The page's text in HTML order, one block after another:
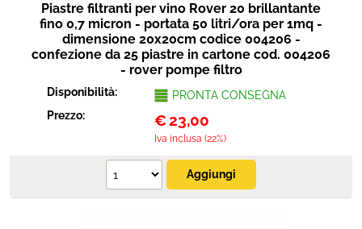
Piastre filtranti per vino Rover 20 brillantante
fino 0,7 micron - portata 50 litri/ora per 1mq -
dimensione 20x20cm codice 004206 -
confezione da 25 piastre in cartone cod. 004206
- rover pompe filtro
Disponibilità:
PRONTA CONSEGNA
Prezzo:
€23,00
Iva inclusa (22%)